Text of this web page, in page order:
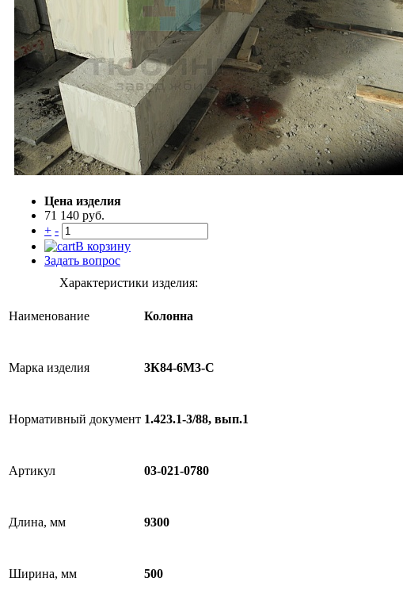
Цена изделия
71 140 руб.
+ -
В корзину
Задать вопрос
Характеристики изделия:
Наименование Колонна
Марка изделия 3К84-6М3-С
Нормативный документ 1.423.1-3/88, вып.1
Артикул 03-021-0780
Длина, мм 9300
Ширина, мм 500